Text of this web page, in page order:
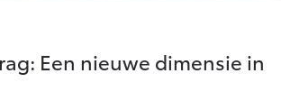
Een nieuwe dimensie in